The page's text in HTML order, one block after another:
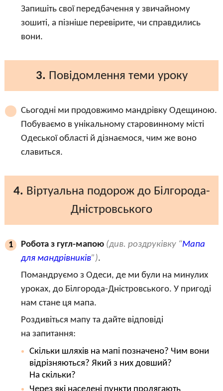
Запишіть свої передбачення у звичайному
зошиті, а пізніше перевірите, чи справдились
вони.
3. Повідомлення теми уроку
Сьогодні ми продовжимо мандрівку Одещиною.
Побуваємо в унікальному старовинному місті
Одеської області й дізнаємося, чим же воно
славиться.
4. Віртуальна подорож до Білгорода-
Дністровського
1 Робота з гугл-мапою (див. роздруківку “Мапа
для мандрівників”).
Помандруємо з Одеси, де ми були на минулих
уроках, до Білгорода-Дністровського. У пригоді
нам стане ця мапа.
Роздивіться мапу та дайте відповіді
на запитання:
Скільки шляхів на мапі позначено? Чим вони
відрізняються? Який з них довший?
На скільки?